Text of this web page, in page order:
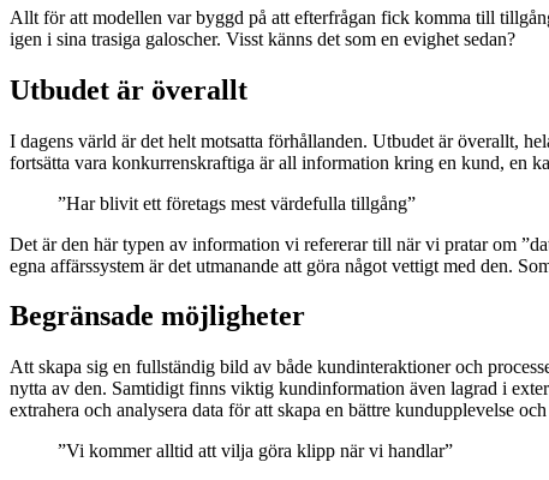
Allt för att modellen var byggd på att efterfrågan fick komma till
igen i sina trasiga galoscher. Visst känns det som en evighet sedan?
Utbudet är överallt
I dagens värld är det helt motsatta förhållanden. Utbudet är överallt,
fortsätta vara konkurrenskraftiga är all information kring en kund, en
”Har blivit ett företags mest värdefulla tillgång”
Det är den här typen av information vi refererar till när vi pratar om
egna affärssystem är det utmanande att göra något vettigt med den.
Begränsade möjligheter
Att skapa sig en fullständig bild av både kundinteraktioner och
nytta av den. Samtidigt finns viktig kundinformation även lagrad i
extrahera och analysera data för att skapa en bättre kundupplevelse
”Vi kommer alltid att vilja göra klipp när vi handlar”